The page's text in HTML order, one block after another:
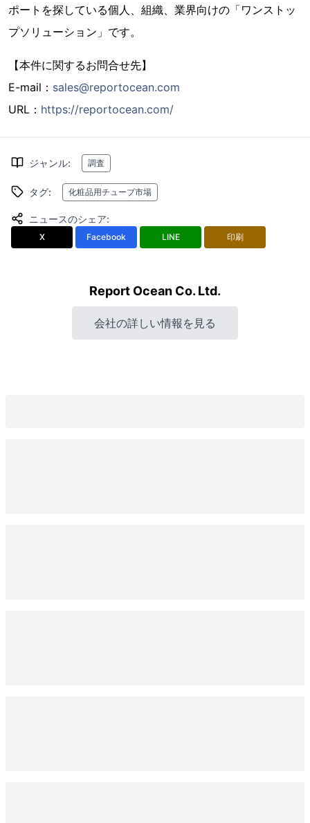
ポートを探している個人、組織、業界向けの「ワンストッ
プソリューション」です。
【本件に関するお問合せ先】
E-mail： sales@reportocean.com
URL： https://reportocean.com/
ジャンル: 調査
タグ: 化粧品用チューブ市場
ニュースのシェア:
X Facebook LINE 印刷
Report Ocean Co. Ltd.
会社の詳しい情報を見る